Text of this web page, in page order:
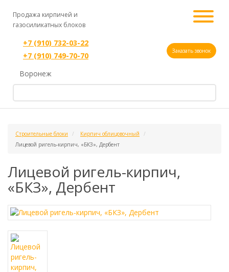
Продажа кирпичей и
газосиликатных блоков
+7 (910) 732-03-22
+7 (910) 749-70-70
Заказать звонок
Воронеж
Строительные блоки
Кирпич облицовочный
Лицевой ригель-кирпич, «БКЗ», Дербент
Лицевой ригель-кирпич,
«БКЗ», Дербент